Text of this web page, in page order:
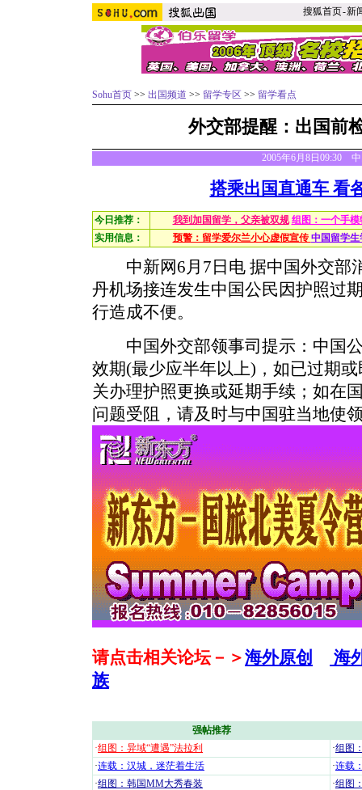
搜狐首页-新
Sohu首页 >> 出国频道 >> 留学专区 >> 留学看点
外交部提醒：出国前
2005年6月8日09:30
搭乘出国直通车 看
今日推荐： 我到加国留学，父亲被双规 组图：一个手
实用信息：
预警：留学爱尔兰小心虚假宣传 中国留学
中新网6月7日电 据中国外交部
丹机场接连发生中国公民因护照过
行造成不便。
中国外交部领事司提示：中国公
效期(最少应半年以上)，如已过期
关办理护照更换或延期手续；如在
问题受阻，请及时与中国驻当地使
请点击相关论坛－＞海外原创
海
族
强帖推荐
·组图：异域“遭遇”法拉利 ·组图
·连载：汉城，迷茫着生活 ·连载
·组图：韩国MM大秀春装 ·组图